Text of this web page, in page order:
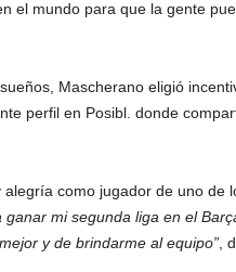
el mundo para que la gente
Mascherano eligió
perfil en Posibl. donde
como jugador de uno de
ganar mi segunda liga en el
y de brindarme al equipo”,